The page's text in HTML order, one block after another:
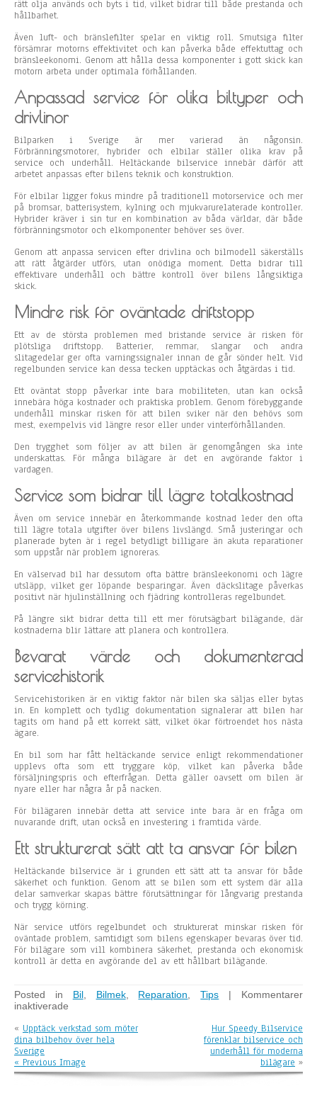
rätt olja används och byts i tid, vilket bidrar till både prestanda och
hållbarhet.
Även luft- och bränslefilter spelar en viktig roll. Smutsiga filter
försämrar motorns effektivitet och kan påverka både effektuttag och
bränsleekonomi. Genom att hålla dessa komponenter i gott skick kan
motorn arbeta under optimala förhållanden.
Anpassad service för olika biltyper och
drivlinor
Bilparken i Sverige är mer varierad än någonsin.
Förbränningsmotorer, hybrider och elbilar ställer olika krav på
service och underhåll. Heltäckande bilservice innebär därför att
arbetet anpassas efter bilens teknik och konstruktion.
För elbilar ligger fokus mindre på traditionell motorservice och mer
på bromsar, batterisystem, kylning och mjukvarurelaterade kontroller.
Hybrider kräver i sin tur en kombination av båda världar, där både
förbränningsmotor och elkomponenter behöver ses över.
Genom att anpassa servicen efter drivlina och bilmodell säkerställs
att rätt åtgärder utförs, utan onödiga moment. Detta bidrar till
effektivare underhåll och bättre kontroll över bilens långsiktiga
skick.
Mindre risk för oväntade driftstopp
Ett av de största problemen med bristande service är risken för
plötsliga driftstopp. Batterier, remmar, slangar och andra
slitagedelar ger ofta varningssignaler innan de går sönder helt. Vid
regelbunden service kan dessa tecken upptäckas och åtgärdas i tid.
Ett oväntat stopp påverkar inte bara mobiliteten, utan kan också
innebära höga kostnader och praktiska problem. Genom förebyggande
underhåll minskar risken för att bilen sviker när den behövs som
mest, exempelvis vid längre resor eller under vinterförhållanden.
Den trygghet som följer av att bilen är genomgången ska inte
underskattas. För många bilägare är det en avgörande faktor i
vardagen.
Service som bidrar till lägre totalkostnad
Även om service innebär en återkommande kostnad leder den ofta
till lägre totala utgifter över bilens livslängd. Små justeringar och
planerade byten är i regel betydligt billigare än akuta reparationer
som uppstår när problem ignoreras.
En välservad bil har dessutom ofta bättre bränsleekonomi och lägre
utsläpp, vilket ger löpande besparingar. Även däckslitage påverkas
positivt när hjulinställning och fjädring kontrolleras regelbundet.
På längre sikt bidrar detta till ett mer förutsägbart bilägande, där
kostnaderna blir lättare att planera och kontrollera.
Bevarat värde och dokumenterad
servicehistorik
Servicehistoriken är en viktig faktor när bilen ska säljas eller bytas
in. En komplett och tydlig dokumentation signalerar att bilen har
tagits om hand på ett korrekt sätt, vilket ökar förtroendet hos nästa
ägare.
En bil som har fått heltäckande service enligt rekommendationer
upplevs ofta som ett tryggare köp, vilket kan påverka både
försäljningspris och efterfrågan. Detta gäller oavsett om bilen är
nyare eller har några år på nacken.
För bilägaren innebär detta att service inte bara är en fråga om
nuvarande drift, utan också en investering i framtida värde.
Ett strukturerat sätt att ta ansvar för bilen
Heltäckande bilservice är i grunden ett sätt att ta ansvar för både
säkerhet och funktion. Genom att se bilen som ett system där alla
delar samverkar skapas bättre förutsättningar för långvarig prestanda
och trygg körning.
När service utförs regelbundet och strukturerat minskar risken för
oväntade problem, samtidigt som bilens egenskaper bevaras över tid.
För bilägare som vill kombinera säkerhet, prestanda och ekonomisk
kontroll är detta en avgörande del av ett hållbart bilägande.
Posted in Bil, Bilmek, Reparation,Tips | Kommentarer
inaktiverade
r
H
r
M
« Upptäck verkstad som möter
dina bilbehov över hela
Sverige
Hur Speedy Bilservice
förenklar bilservice och
underhåll för moderna
bilägare »
« Previous Image